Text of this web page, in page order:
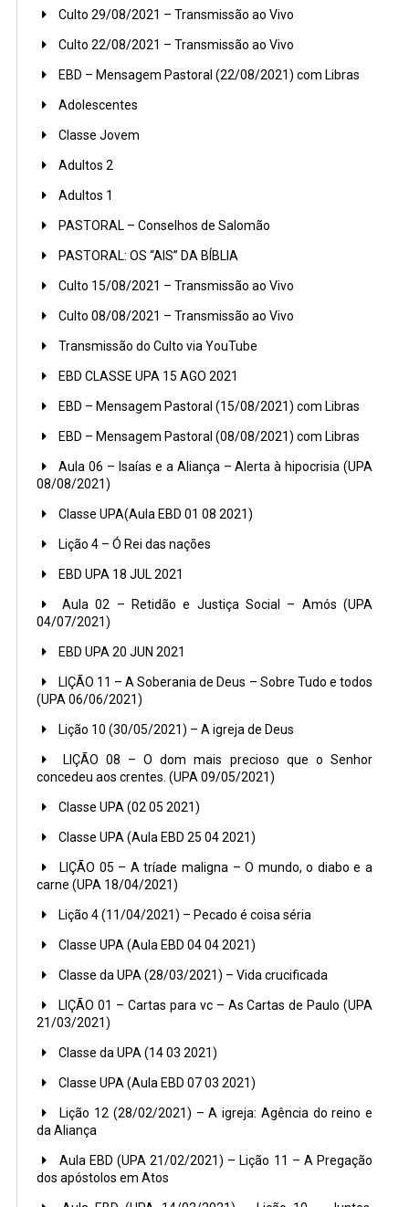
Culto 29/08/2021 – Transmissão ao Vivo
Culto 22/08/2021 – Transmissão ao Vivo
EBD – Mensagem Pastoral (22/08/2021) com Libras
Adolescentes
Classe Jovem
Adultos 2
Adultos 1
PASTORAL – Conselhos de Salomão
PASTORAL: OS “AIS” DA BÍBLIA
Culto 15/08/2021 – Transmissão ao Vivo
Culto 08/08/2021 – Transmissão ao Vivo
Transmissão do Culto via YouTube
EBD CLASSE UPA 15 AGO 2021
EBD – Mensagem Pastoral (15/08/2021) com Libras
EBD – Mensagem Pastoral (08/08/2021) com Libras
Aula 06 – Isaías e a Aliança – Alerta à hipocrisia (UPA
08/08/2021)
Classe UPA(Aula EBD 01 08 2021)
Lição 4 – Ó Rei das nações
EBD UPA 18 JUL 2021
Aula 02 – Retidão e Justiça Social – Amós (UPA
04/07/2021)
EBD UPA 20 JUN 2021
LIÇÃO 11 – A Soberania de Deus – Sobre Tudo e todos
(UPA 06/06/2021)
Lição 10 (30/05/2021) – A igreja de Deus
LIÇÃO 08 – O dom mais precioso que o Senhor
concedeu aos crentes. (UPA 09/05/2021)
Classe UPA (02 05 2021)
Classe UPA (Aula EBD 25 04 2021)
LIÇÃO 05 – A tríade maligna – O mundo, o diabo e a
carne (UPA 18/04/2021)
Lição 4 (11/04/2021) – Pecado é coisa séria
Classe UPA (Aula EBD 04 04 2021)
Classe da UPA (28/03/2021) – Vida crucificada
LIÇÃO 01 – Cartas para vc – As Cartas de Paulo (UPA
21/03/2021)
Classe da UPA (14 03 2021)
Classe UPA (Aula EBD 07 03 2021)
Lição 12 (28/02/2021) – A igreja: Agência do reino e
da Aliança
Aula EBD (UPA 21/02/2021) – Lição 11 – A Pregação
dos apóstolos em Atos